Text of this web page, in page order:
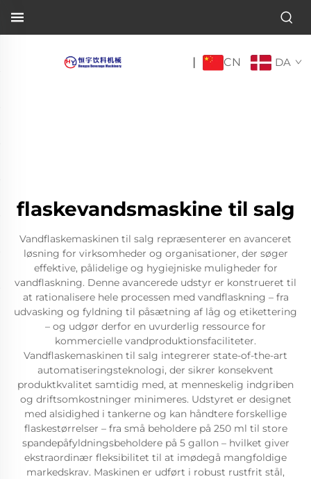
| CN DA
flaskevandsmaskine til salg
Vandflaskemaskinen til salg repræsenterer en avanceret
løsning for virksomheder og organisationer, der søger
effektive, pålidelige og hygiejniske muligheder for
vandflaskning. Denne avancerede udstyr er konstrueret til
at rationalisere hele processen med vandflaskning – fra
udvasking og fyldning til påsætning af låg og etikettering
– og udgør derfor en uvurderlig ressource for
kommercielle vandproduktionsfaciliteter.
Vandflaskemaskinen til salg integrerer state-of-the-art
automatiseringsteknologi, der sikrer konsekvent
produktkvalitet samtidig med, at menneskelig indgriben
og driftsomkostninger minimeres. Udstyret er designet
med alsidighed i tankerne og kan håndtere forskellige
flaskestørrelser – fra små beholdere på 250 ml til store
spandepåfyldningsbeholdere på 5 gallon – hvilket giver
ekstraordinær fleksibilitet til at imødegå mangfoldige
markedskrav. Maskinen er udført i robust rustfrit stål,